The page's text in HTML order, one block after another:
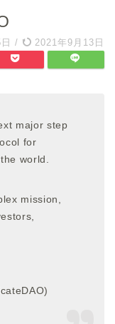
/ 2021年9月13日
major step
for
world.
mission,